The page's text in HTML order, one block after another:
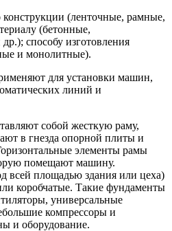
(ленточные, рамные,
(бетонные,
способу изготовления
и монолитные).
для установки машин,
линий и
собой жесткую раму,
в гнезда опорной плиты и
элементы рамы
помещают машину.
всей площадью здания или цеха)
коробчатые. Такие фундаменты
универсальные
компрессоры и
и оборудование.